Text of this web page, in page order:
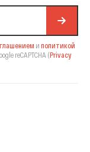
и политикой
reCAPTCHA (Privacy